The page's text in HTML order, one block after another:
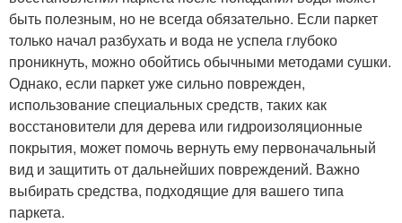
быть полезным, но не всегда обязательно. Если паркет
только начал разбухать и вода не успела глубоко
проникнуть, можно обойтись обычными методами сушки.
Однако, если паркет уже сильно поврежден,
использование специальных средств, таких как
восстановители для дерева или гидроизоляционные
покрытия, может помочь вернуть ему первоначальный
вид и защитить от дальнейших повреждений. Важно
выбирать средства, подходящие для вашего типа
паркета.